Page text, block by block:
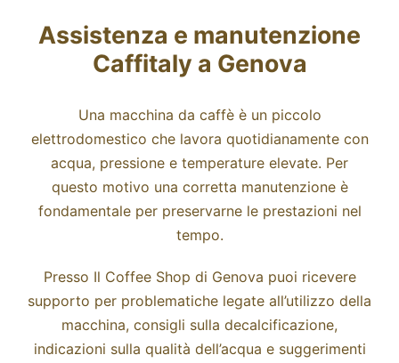
Assistenza e manutenzione
Caffitaly a Genova
Una macchina da caffè è un piccolo
elettrodomestico che lavora quotidianamente con
acqua, pressione e temperature elevate. Per
questo motivo una corretta manutenzione è
fondamentale per preservarne le prestazioni nel
tempo.
Presso Il Coffee Shop di Genova puoi ricevere
supporto per problematiche legate all’utilizzo della
macchina, consigli sulla decalcificazione,
indicazioni sulla qualità dell’acqua e suggerimenti